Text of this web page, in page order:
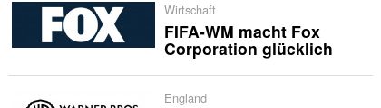
Wirtschaft
FIFA-WM macht Fox
Corporation glücklich
England